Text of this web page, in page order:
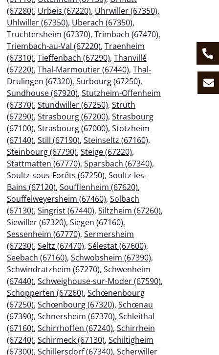
(67280), Urbeis (67220), Uhrwiller (67350),
Uhlwiller (67350), Uberach (67350),
Truchtersheim (67370), Trimbach (67470),
Triembach-au-Val (67220), Traenheim
(67310), Tieffenbach (67290), Thanvillé
(67220), Thal-Marmoutier (67440), Thal-
Drulingen (67320), Surbourg (67250),
Sundhouse (67920), Stutzheim-Offenheim
(67370), Stundwiller (67250), Struth
(67290), Strasbourg (67200), Strasbourg
(67100), Strasbourg (67000), Stotzheim
(67140), Still (67190), Steinseltz (67160),
Steinbourg (67790), Steige (67220),
Stattmatten (67770), Sparsbach (67340),
Soultz-sous-Forêts (67250), Soultz-les-
Bains (67120), Soufflenheim (67620),
Souffelweyersheim (67460), Solbach
(67130), Singrist (67440), Siltzheim (67260),
Siewiller (67320), Siegen (67160),
Sessenheim (67770), Sermersheim
(67230), Seltz (67470), Sélestat (67600),
Seebach (67160), Schwobsheim (67390),
Schwindratzheim (67270), Schwenheim
(67440), Schweighouse-sur-Moder (67590),
Schopperten (67260), Schœnenbourg
(67250), Schœnbourg (67320), Schœnau
(67390), Schnersheim (67370), Schleithal
(67160), Schirrhoffen (67240), Schirrhein
(67240), Schirmeck (67130), Schiltigheim
(67300), Schillersdorf (67340), Scherwiller